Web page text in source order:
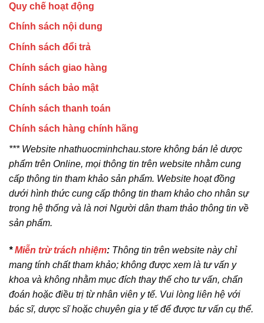
Quy chế hoạt động
Chính sách nội dung
Chính sách đổi trả
Chính sách giao hàng
Chính sách bảo mật
Chính sách thanh toán
Chính sách hàng chính hãng
*** Website nhathuocminhchau.store không bán lẻ dược
phẩm trên Online, mọi thông tin trên website nhằm cung
cấp thông tin tham khảo sản phẩm. Website hoạt đồng
dưới hình thức cung cấp thông tin tham khảo cho nhân sự
trong hệ thống và là nơi Người dân tham thảo thông tin về
sản phẩm.
*Miễn trừ trách nhiệm: Thông tin trên website này chỉ
mang tính chất tham khảo; không được xem là tư vấn y
khoa và không nhằm mục đích thay thế cho tư vấn, chẩn
đoán hoặc điều trị từ nhân viên y tế. Vui lòng liên hệ với
bác sĩ, dược sĩ hoặc chuyên gia y tế để được tư vấn cụ thể.